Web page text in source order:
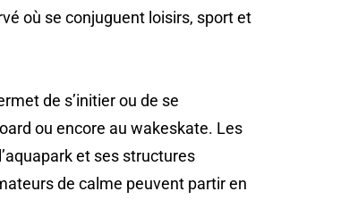
où se conjuguent loisirs, sport et
de s’initier ou de se
ou encore au wakeskate. Les
et ses structures
de calme peuvent partir en